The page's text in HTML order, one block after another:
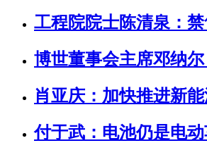
工程院院士陈清泉：
博世董事会主席邓纳
肖亚庆：加快推进新
付于武：电池仍是电